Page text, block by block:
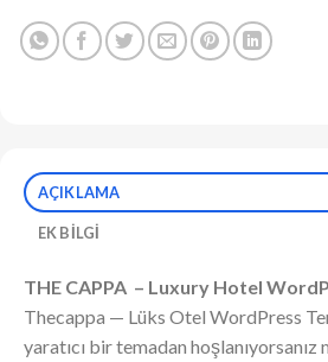
AÇIKLAMA
EK BILGI
THE CAPPA – Luxury Hotel
Thecappa — Lüks Otel WordPress
yaratıcı bir temadan